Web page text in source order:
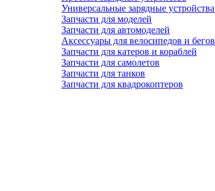
Универсальные зарядные
Запчасти для моделей
Запчасти для автомоделей
Аксессуары для велосипедов и
Запчасти для катеров и кораблей
Запчасти для самолетов
Запчасти для танков
Запчасти для квадрокоптеров